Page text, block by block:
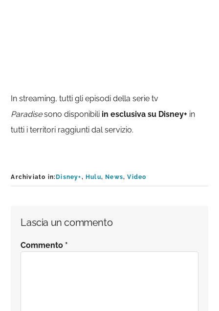
In streaming, tutti gli episodi della serie tv
Paradisesono disponibili in esclusiva su Disney+ in
tutti i territori raggiunti dal servizio.
Archiviato in:Disney+,Hulu,News,Video
Interazioni
del
Lascia un commento
Commento *